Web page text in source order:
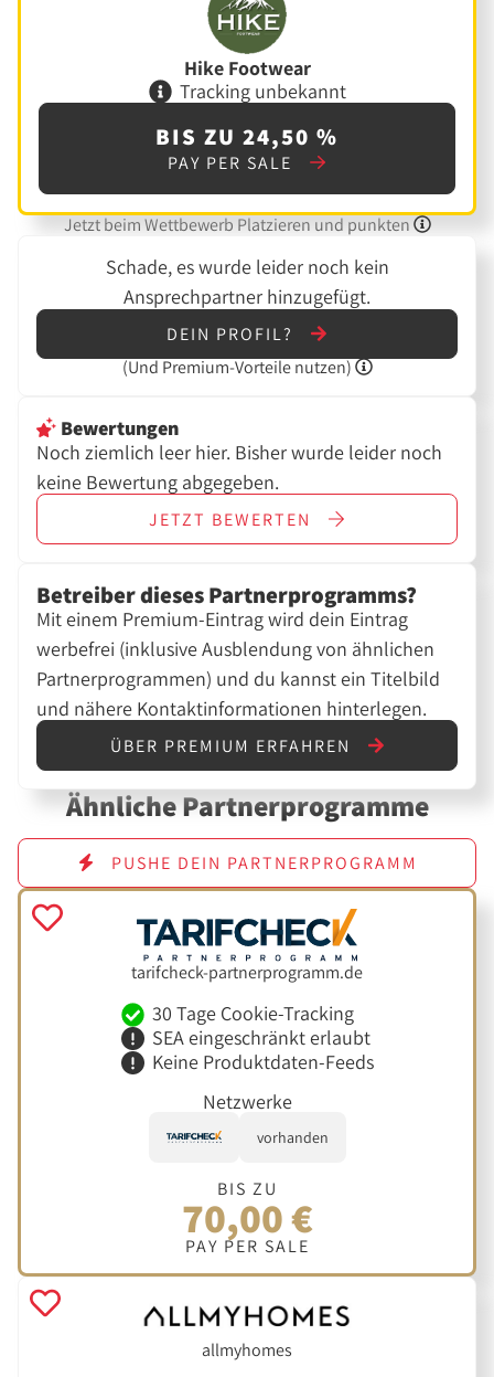
Hike Footwear
Tracking unbekannt
BIS ZU 24,50 %
PAY PER SALE
Jetzt beim Wettbewerb Platzieren und punkten
Schade, es wurde leider noch kein
Ansprechpartner hinzugefügt.
DEIN PROFIL?
(Und Premium-Vorteile nutzen)
Bewertungen
Noch ziemlich leer hier. Bisher wurde leider noch
keine Bewertung abgegeben.
JETZT BEWERTEN
Betreiber dieses Partnerprogramms?
Mit einem Premium-Eintrag wird dein Eintrag
werbefrei (inklusive Ausblendung von ähnlichen
Partnerprogrammen) und du kannst ein Titelbild
und nähere Kontaktinformationen hinterlegen.
ÜBER PREMIUM ERFAHREN
Ähnliche Partnerprogramme
PUSHE DEIN PARTNERPROGRAMM
tarifcheck-partnerprogramm.de
30 Tage Cookie-Tracking
SEA eingeschränkt erlaubt
Keine Produktdaten-Feeds
Netzwerke
vorhanden
BIS ZU
70,00 €
PAY PER SALE
allmyhomes